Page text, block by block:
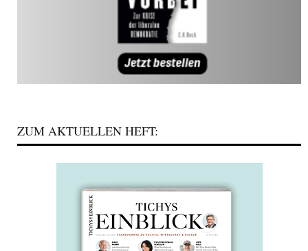
ZUM AKTUELLEN HEFT: